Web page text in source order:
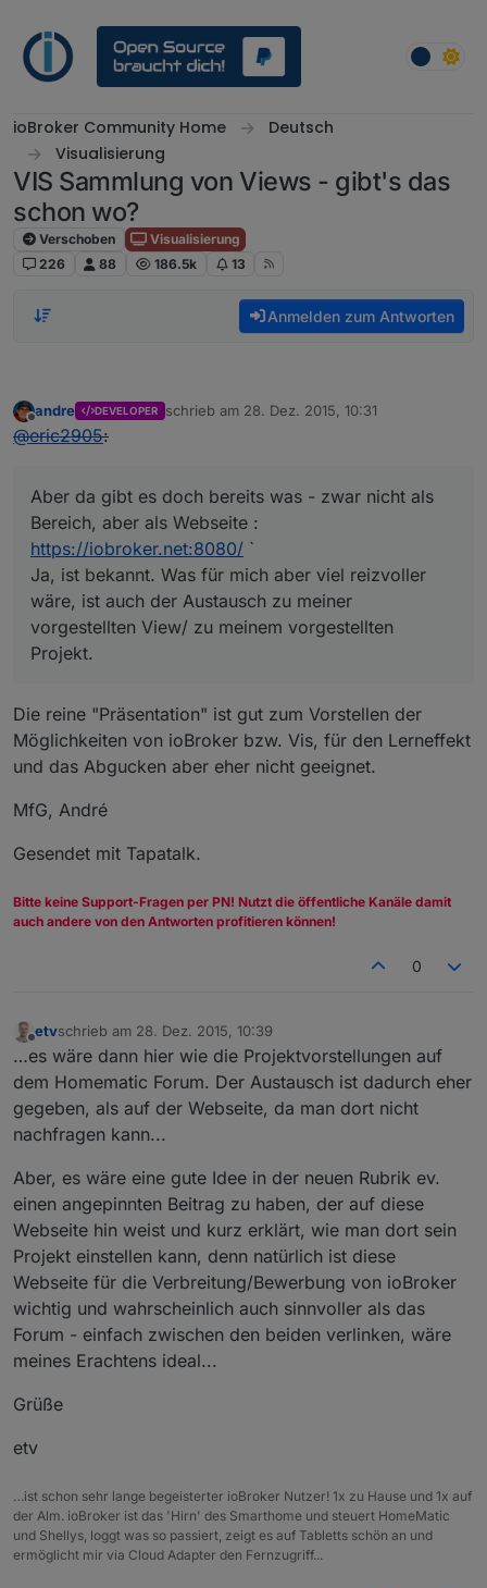
ioBroker Community Home
Deutsch
Visualisierung
VIS Sammlung von Views - gibt's das
schon wo?
Verschoben
Visualisierung
226
88 186.5k 13
Anmelden zum Antworten
Offline
andre DEVELOPER schrieb am 28. Dez. 2015, 10:31
zuletzt editiert von
@eric2905:
Aber da gibt es doch bereits was - zwar nicht als
Bereich, aber als Webseite :
https://iobroker.net:8080/ `
Ja, ist bekannt. Was für mich aber viel reizvoller
wäre, ist auch der Austausch zu meiner
vorgestellten View/ zu meinem vorgestellten
Projekt.
Die reine "Präsentation" ist gut zum Vorstellen der
Möglichkeiten von ioBroker bzw. Vis, für den Lerneffekt
und das Abgucken aber eher nicht geeignet.
MfG, André
Gesendet mit Tapatalk.
Bitte keine Support-Fragen per PN! Nutzt die öffentliche Kanäle damit
auch andere von den Antworten profitieren können!
0
Offline
etvschrieb am 28. Dez. 2015, 10:39
zuletzt editiert von
…es wäre dann hier wie die Projektvorstellungen auf
dem Homematic Forum. Der Austausch ist dadurch eher
gegeben, als auf der Webseite, da man dort nicht
nachfragen kann...
Aber, es wäre eine gute Idee in der neuen Rubrik ev.
einen angepinnten Beitrag zu haben, der auf diese
Webseite hin weist und kurz erklärt, wie man dort sein
Projekt einstellen kann, denn natürlich ist diese
Webseite für die Verbreitung/Bewerbung von ioBroker
wichtig und wahrscheinlich auch sinnvoller als das
Forum - einfach zwischen den beiden verlinken, wäre
meines Erachtens ideal...
Grüße
etv
…ist schon sehr lange begeisterter ioBroker Nutzer! 1x zu Hause und 1x auf
der Alm. ioBroker ist das 'Hirn' des Smarthome und steuert HomeMatic
und Shellys, loggt was so passiert, zeigt es auf Tabletts schön an und
ermöglicht mir via Cloud Adapter den Fernzugriff...